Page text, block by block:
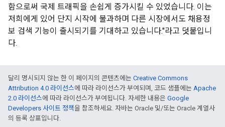
함으로써 국제 트래픽을 손쉽게 증가시킬 수 있었습니다. 이는
저희에게 있어 단지 시작에 불과하며 다른 시장에서도 채용정
보 검색 기능이 출시되기를 기대하고 있습니다."라고 덧붙입니
다.
달리 명시되지 않는 한 이 페이지의 콘텐츠에는 Creative Commons
Attribution 4.0 라이선스에 따라 라이선스가 부여되며, 코드 샘플에는 Apache
2.0 라이선스에 따라 라이선스가 부여됩니다. 자세한 내용은 Google
Developers 사이트 정책을 참조하세요. 자바는 Oracle 및/또는 Oracle 계열사
의 등록 상표입니다.